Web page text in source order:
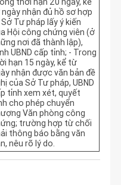
nhận đủ hồ sơ hợp
Sở Tư pháp lấy ý kiến
Hội công chứng viên (ở
nơi đã thành lập),
UBND cấp tỉnh; - Trong
hạn 15 ngày, kể từ
nhận được văn bản đề
của Sở Tư pháp, UBND
tỉnh xem xét, quyết
cho phép chuyển
Văn phòng công
trường hợp từ chối
thông báo bằng văn
nêu rõ lý do.